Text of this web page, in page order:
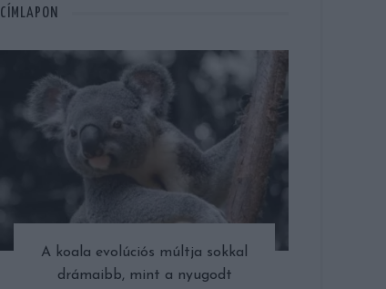
CÍMLAPON
A koala evolúciós múltja sokkal
drámaibb, mint a nyugodt